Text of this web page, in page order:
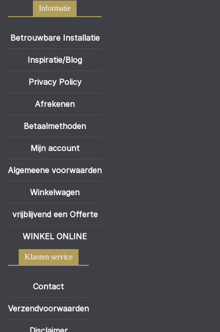
Informatie
Betrouwbare Installatie
Inspiratie/Blog
Privacy Policy
Afrekenen
Betaalmethoden
Mijn account
Algemeene voorwaarden
Winkelwagen
vrijblijvend een Offerte
WINKEL ONLINE
Klanten service
Contact
Verzendvoorwaarden